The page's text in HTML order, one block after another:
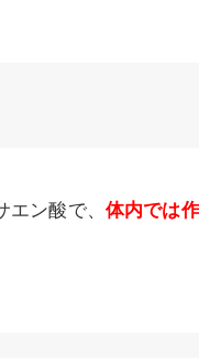
ン酸で、 体内では